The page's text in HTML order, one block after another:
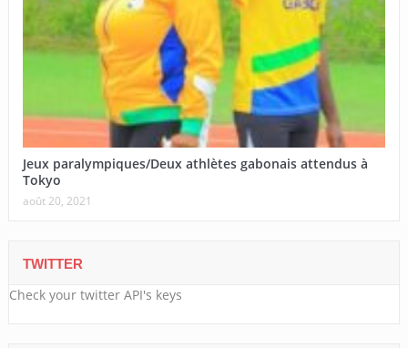
Jeux paralympiques/Deux athlètes gabonais attendus à
Tokyo
août 20, 2021
TWITTER
Check your twitter API's keys